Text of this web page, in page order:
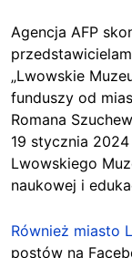
Agencja AFP
„Lwowskie
funduszy od
Romana
19 stycznia
Lwowskiego
naukowej i
Również miasto
postów na